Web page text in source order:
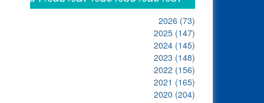
2026 (73)
2025 (147)
2024 (145)
2023 (148)
2022 (156)
2021 (165)
2020 (204)